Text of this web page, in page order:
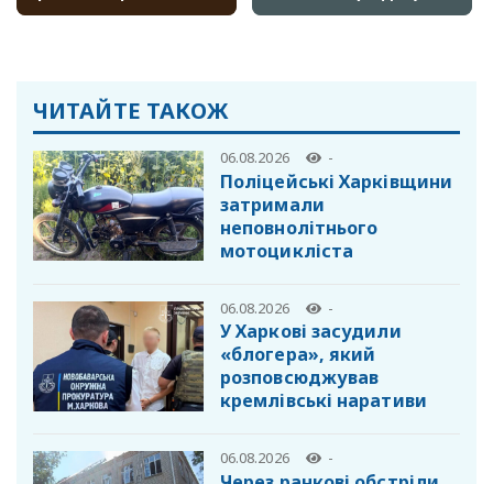
ЧИТАЙТЕ ТАКОЖ
06.08.2026 -
Поліцейські Харківщини
затримали
неповнолітнього
мотоцикліста
06.08.2026 -
У Харкові засудили
«блогера», який
розповсюджував
кремлівські наративи
06.08.2026 -